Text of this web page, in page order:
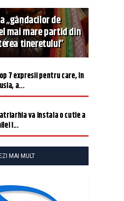
„gândacilor de
mai mare partid din
tineretului”
7 expresii pentru care, în
a...
va instala o cutie a
î...
MAI MULT